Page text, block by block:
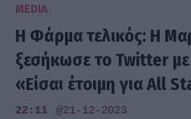
MEDIA
H Φάρμα τελικός: Η
ξεσήκωσε το Twitter με
«Είσαι έτοιμη για All
22:11 @21-12-2023